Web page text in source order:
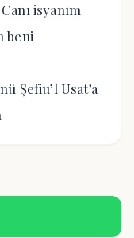
isyanım
beni
Şefiu’l Usat’a